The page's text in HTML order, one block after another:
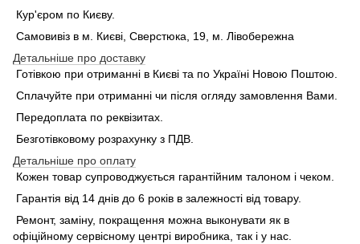
Кур'єром по Києву.
Самовивіз в м. Києві, Сверстюка, 19, м. Лівобережна
Детальніше про доставку
Готівкою при отриманні в Києві та по Україні Новою Поштою.
Сплачуйте при отриманні чи після огляду замовлення Вами.
Передоплата по реквізитах.
Безготівковому розрахунку з ПДВ.
Детальніше про оплату
Кожен товар супроводжується гарантійним талоном і чеком.
Гарантія від 14 днів до 6 років в залежності від товару.
Ремонт, заміну, покращення можна выконувати як в
офіційному сервісному центрі виробника, так і у нас.